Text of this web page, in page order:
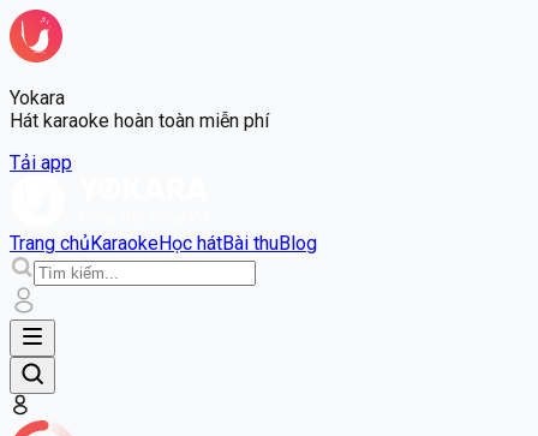
Yokara
Hát karaoke hoàn toàn miễn phí
Tải app
Trang chủKaraokeHọc hátBài thuBlog